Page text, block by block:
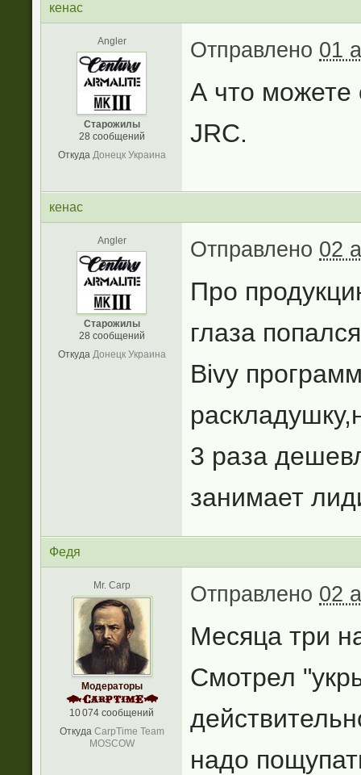
кенас
Angler
Старожилы
28 сообщений
Откуда Донецк Украина
Отправлено 01
А что можете
JRC.
кенас
Angler
Старожилы
28 сообщений
Откуда Донецк Украина
Отправлено 02
Про
глаза
Bivy
3 раза
занимает
Федя
Mr. Carp
Модераторы
10 074 сообщений
Откуда CarpTime Team
MOSCOW
Отправлено 02
Месяца три
Смотрел
надо